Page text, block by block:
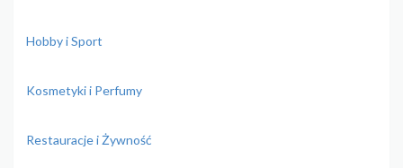
Hobby i Sport
Kosmetyki i Perfumy
Restauracje i Żywność